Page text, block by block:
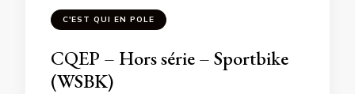
C'EST QUI EN POLE
CQEP – Hors série – Sportbike
(WSBK)